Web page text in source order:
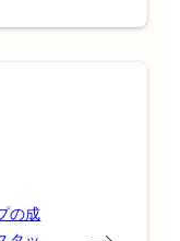
の成